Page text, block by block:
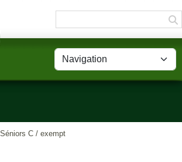
Séniors C / exempt
des cookies